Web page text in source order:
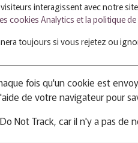
interagissent avec notre
cookies Analytics et la politique
toujours si vous rejetez ou
fois qu'un cookie est
de votre navigateur pour
Not Track, car il n'y a pas de